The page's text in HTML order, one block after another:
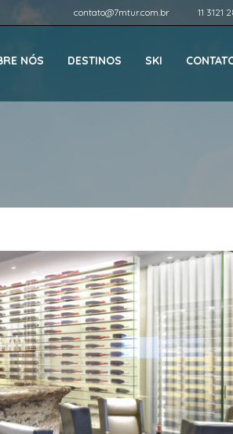
contato@7mtur.com.br 11 3121
NÓS DESTINOS SKI